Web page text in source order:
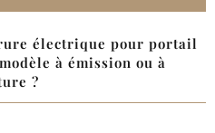
électrique pour portail
à émission ou à
?